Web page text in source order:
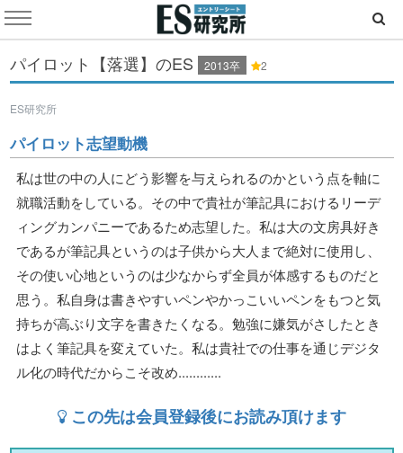
パイロット【落選】のES 2013卒 2
ES研究所
パイロット志望動機
私は世の中の人にどう影響を与えられるのかという点を軸に
就職活動をしている。その中で貴社が筆記具におけるリーデ
ィングカンパニーであるため志望した。私は大の文房具好き
であるが筆記具というのは子供から大人まで絶対に使用し、
その使い心地というのは少なからず全員が体感するものだと
思う。私自身は書きやすいペンやかっこいいペンをもつと気
持ちが高ぶり文字を書きたくなる。勉強に嫌気がさしたとき
はよく筆記具を変えていた。私は貴社での仕事を通じデジタ
ル化の時代だからこそ改め............
この先は会員登録後にお読み頂けます